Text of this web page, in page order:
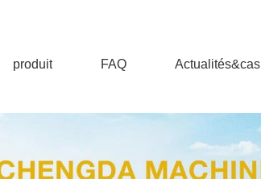
produit FAQ Actualités&cas